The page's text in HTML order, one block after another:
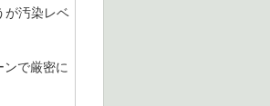
が汚染レベ
で厳密に